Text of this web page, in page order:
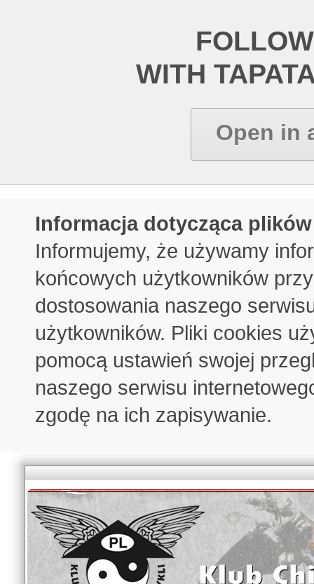
WITH
Open in
Informacja dotycząca
Informujemy, że używamy
końcowych użytkowników
dostosowania naszego
użytkowników. Pliki cookies
pomocą ustawień swojej
naszego serwisu
zgodę na ich zapisywanie.